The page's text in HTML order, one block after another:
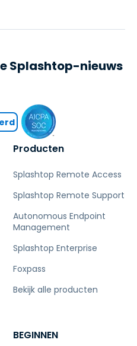
Producten
Splashtop Remote Access
Splashtop Remote Support
Autonomous Endpoint
Management
Splashtop Enterprise
Foxpass
Bekijk alle producten
BEGINNEN
Splashtop-nieuws